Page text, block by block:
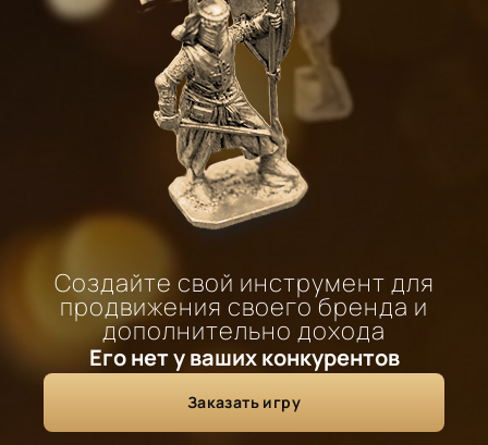
Создайте свой инструмент для
продвижения своего бренда и
дополнительно дохода
Его нет у ваших конкурентов
Заказать игру